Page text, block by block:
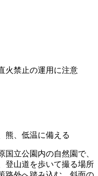
火禁止の運用に注意
熊、低温に備える
立公園内の自然園で、
登山道を歩いて撮る場所